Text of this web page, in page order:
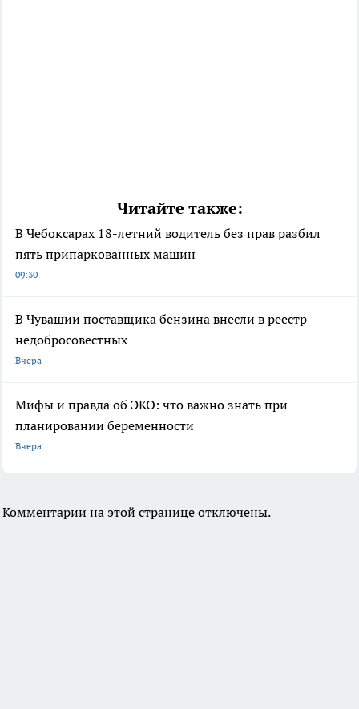
Читайте также:
В Чебоксарах 18-летний водитель без прав разбил
пять припаркованных машин
09:30
В Чувашии поставщика бензина внесли в реестр
недобросовестных
Вчера
Мифы и правда об ЭКО: что важно знать при
планировании беременности
Вчера
Комментарии на этой странице отключены.